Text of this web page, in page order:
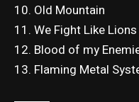
10. Old Mountain
11. We Fight Like Lions
12. Blood of my
13. Flaming Metal